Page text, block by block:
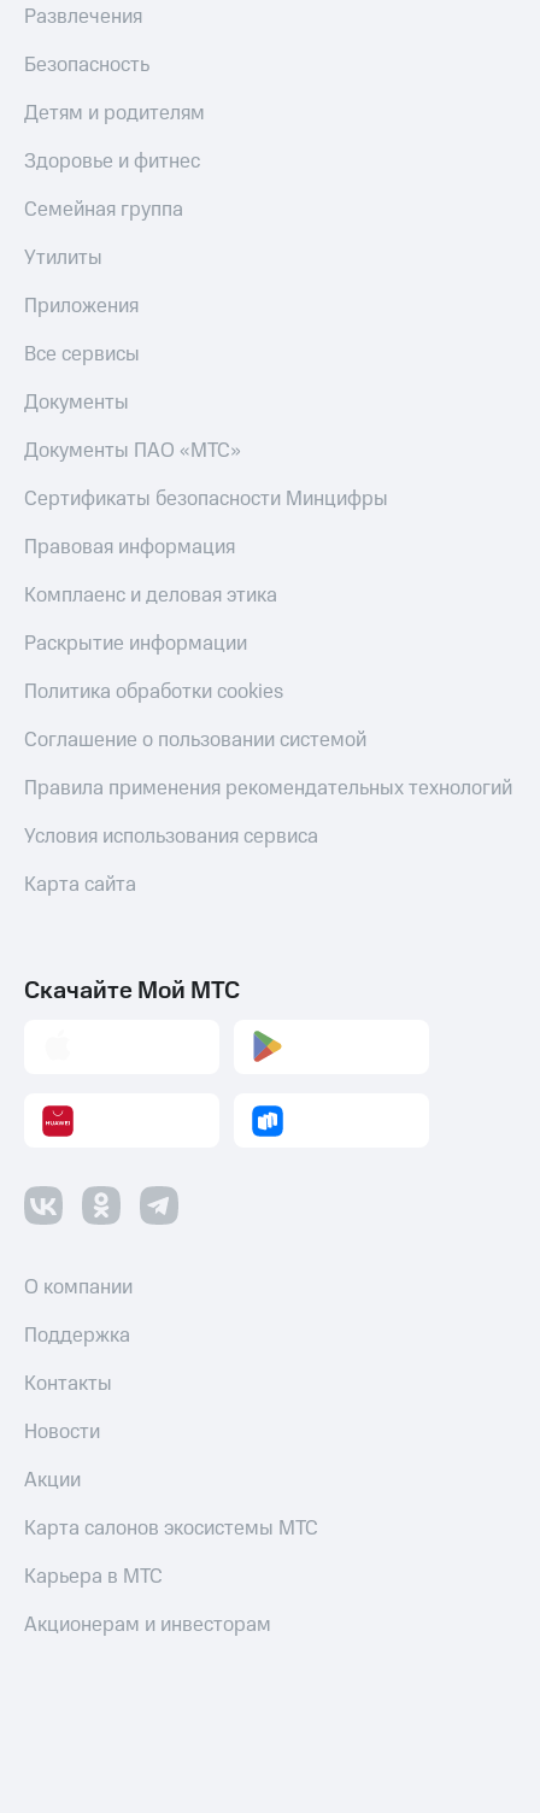
Развлечения
Безопасность
Детям и родителям
Здоровье и фитнес
Семейная группа
Утилиты
Приложения
Все сервисы
Документы
Документы ПАО «МТС»
Сертификаты безопасности Минцифры
Правовая информация
Комплаенс и деловая этика
Раскрытие информации
Политика обработки cookies
Соглашение о пользовании системой
Правила применения рекомендательных технологий
Условия использования сервиса
Карта сайта
Скачайте Мой МТС
О компании
Поддержка
Контакты
Новости
Акции
Карта салонов экосистемы МТС
Карьера в МТС
Акционерам и инвесторам